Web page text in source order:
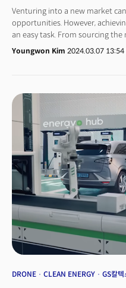
Venturing into a new market
opportunities. However,
an easy task. From sourcing
setting up the operation in the
necessary after-sales services
employees and
often struggle to fit itself into
difference in the business
client or their customers and
especially in the US. For
companies hastily entered the
Reduction Act(IRA)
established and operated
encountered a number of
needed talents and spike in
issues in meeting their
business at risk.“Diverse and
operations,” said John Cho, VP
New Jersey-headquartered
approach, these issues can
Youngwon Kim 2024.03.07 13:54
DRONE CLEAN ENERGY GS칼텍